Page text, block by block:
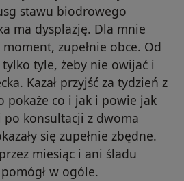
stawu biodrowego
ma dysplazję. Dla mnie
zupełnie obce. Od
tylko tyle, żeby nie owijać i
Kazał przyjść za tydzień z
pokaże co i jak i powie jak
po konsultacji z dwoma
się zupełnie zbędne.
miesiąc i ani śladu
w ogóle.